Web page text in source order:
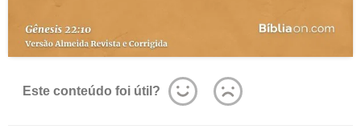
Este conteúdo foi útil?